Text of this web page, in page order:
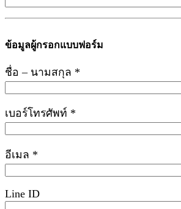
ข้อมูลผู้กรอกแบบฟอร์ม
ชื่อ – นามสกุล *
เบอร์โทรศัพท์ *
อีเมล *
Line ID